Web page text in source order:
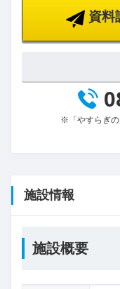
資料
※「やすらぎの
施設情報
施設概要